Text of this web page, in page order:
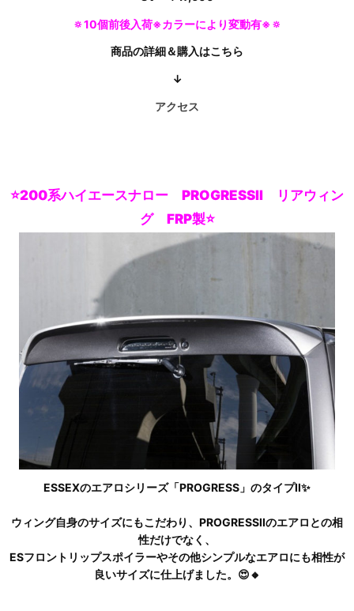
🔅10個前後入荷※カラーにより変動有※🔅
商品の詳細＆購入はこちら
↓
アクセス
⭐200系ハイエースナロー PROGRESSII リアウィン
グ FRP製⭐
ESSEXのエアロシリーズ「PROGRESS」のタイプII✨
ウィング自身のサイズにもこだわり、PROGRESSIIのエアロとの相
性だけでなく、
ESフロントリップスポイラーやその他シンプルなエアロにも相性が
良いサイズに仕上げました。😍🔸